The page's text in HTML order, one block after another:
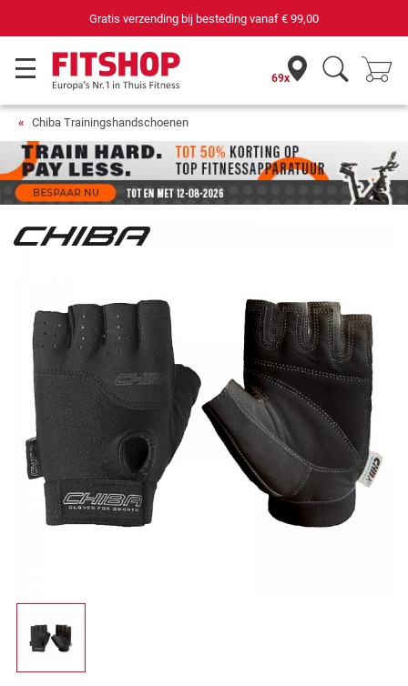
Gratis verzending bij besteding vanaf€ 99,00
69x
Chiba Trainingshandschoenen